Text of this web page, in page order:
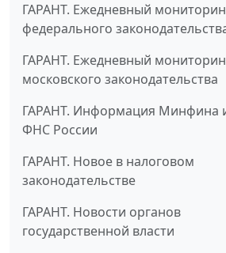
ГАРАНТ. Ежедневный
федерального
ГАРАНТ. Ежедневный
московского законодательства
ГАРАНТ. Информация Минфина
ФНС России
ГАРАНТ. Новое в налоговом
законодательстве
ГАРАНТ. Новости органов
государственной власти